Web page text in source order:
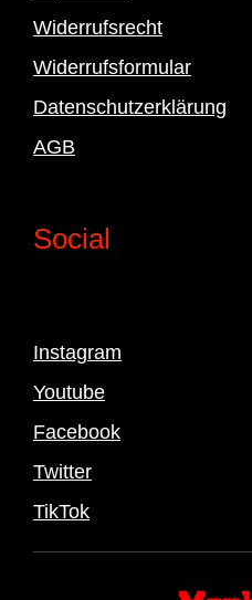
Widerrufsrecht
Widerrufsformular
Datenschutzerklärung
AGB
Social
Instagram
Youtube
Facebook
Twitter
TikTok